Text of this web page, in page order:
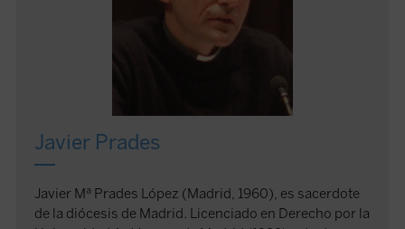
Javier Prades
Javier Mª Prades López (Madrid, 1960), es sacerdote
de la diócesis de Madrid. Licenciado en Derecho por la